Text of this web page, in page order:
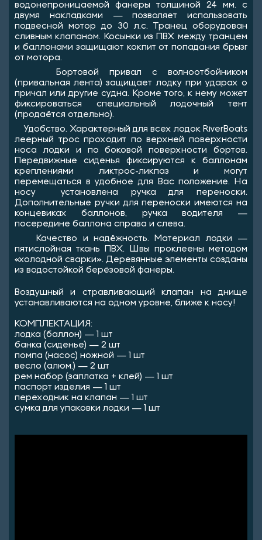
водонепроницаемой фанеры толщиной 24 мм. с
двумя накладками — позволяет использовать
подвесной мотор до 30 л.с. Транец оборудован
сливным клапаном. Косынки из ПВХ между транцем
и баллонами защищают кокпит от попадания брызг
от мотора.
Бортовой привал с волноотбойником
(привальная лента) защищает лодку при ударах о
причал или другие судна. Кроме того, к нему может
фиксироваться специальный лодочный тент
(продаётся отдельно).
Удобство. Характерный для всех лодок RiverBoats
леерный трос проходит по верхней поверхности
носа лодки и по боковой поверхности бортов.
Передвижные сиденья фиксируются к баллонам
креплениями ликтрос-ликпаз и могут
перемещаться в удобное для Вас положение. На
носу установлена ручка для переноски.
Дополнительные ручки для переноски имеются на
концевиках баллонов, ручка водителя —
посередине баллона справа и слева.
Качество и надёжность. Материал лодки —
пятислойная ткань ПВХ. Швы проклеены методом
«холодной сварки». Деревянные элементы созданы
из водостойкой берёзовой фанеры.
Воздушный и стравливающий клапан на днище
устанавливаются на одном уровне, ближе к носу!
КОМПЛЕКТАЦИЯ:
лодка (баллон) — 1 шт
банка (сиденье) — 2 шт
помпа (насос) ножной — 1 шт
весло (алюм.) — 2 шт
рем набор (заплатка + клей) — 1 шт
паспорт изделия — 1 шт
переходник на клапан — 1 шт
сумка для упаковки лодки — 1 шт